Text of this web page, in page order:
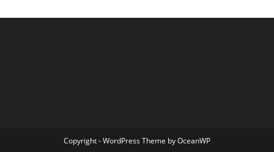
Copyright - WordPress Theme by OceanWP